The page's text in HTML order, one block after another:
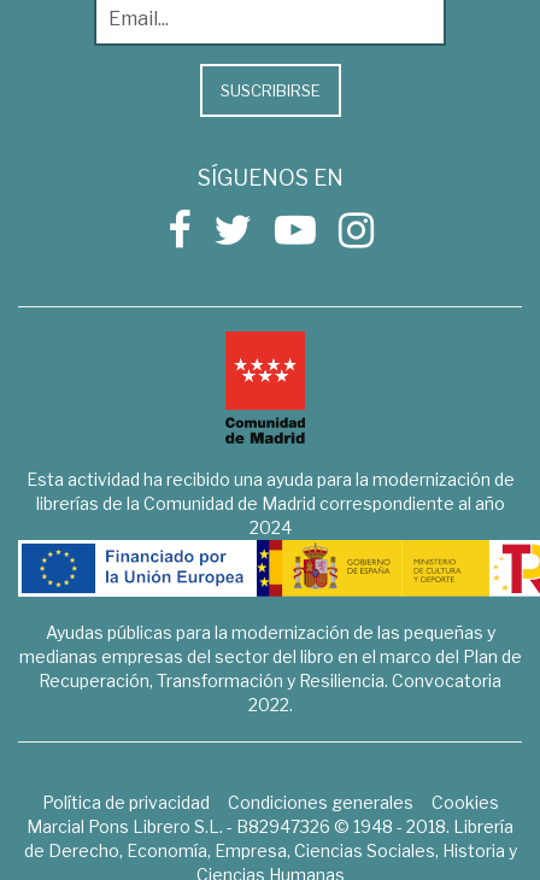
SUSCRIBIRSE
SÍGUENOS EN
Esta actividad ha recibido una ayuda para la modernización de
librerías de la Comunidad de Madrid correspondiente al año
2024
Ayudas públicas para la modernización de las pequeñas y
medianas empresas del sector del libro en el marco del Plan de
Recuperación, Transformación y Resiliencia. Convocatoria
2022.
Política de privacidad Condiciones generales
Cookies
Marcial Pons Librero S.L. - B82947326 © 1948 - 2018. Librería
de Derecho, Economía, Empresa, Ciencias Sociales, Historia y
Ciencias Humanas